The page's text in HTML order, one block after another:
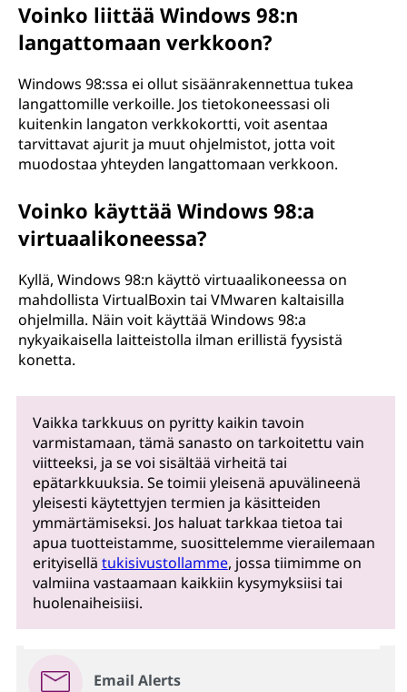
Voinko liittää Windows 98:n
langattomaan verkkoon?
Windows 98:ssa ei ollut sisäänrakennettua tukea
langattomille verkoille. Jos tietokoneessasi oli
kuitenkin langaton verkkokortti, voit asentaa
tarvittavat ajurit ja muut ohjelmistot, jotta voit
muodostaa yhteyden langattomaan verkkoon.
Voinko käyttää Windows 98:a
virtuaalikoneessa?
Kyllä, Windows 98:n käyttö virtuaalikoneessa on
mahdollista VirtualBoxin tai VMwaren kaltaisilla
ohjelmilla. Näin voit käyttää Windows 98:a
nykyaikaisella laitteistolla ilman erillistä fyysistä
konetta.
Vaikka tarkkuus on pyritty kaikin tavoin
varmistamaan, tämä sanasto on tarkoitettu vain
viitteeksi, ja se voi sisältää virheitä tai
epätarkkuuksia. Se toimii yleisenä apuvälineenä
yleisesti käytettyjen termien ja käsitteiden
ymmärtämiseksi. Jos haluat tarkkaa tietoa tai
apua tuotteistamme, suosittelemme vierailemaan
erityisellä tukisivustollamme, jossa tiimimme on
valmiina vastaamaan kaikkiin kysymyksiisi tai
huolenaiheisiisi.
Email Alerts